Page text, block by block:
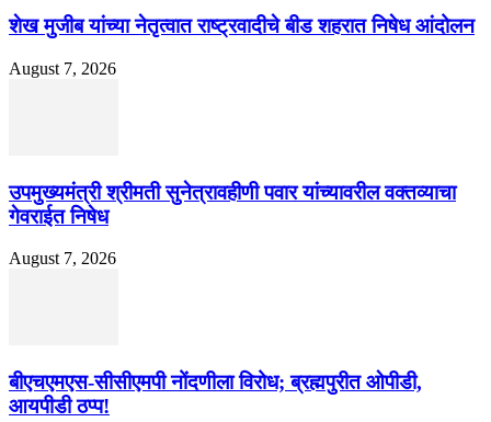
शेख मुजीब यांच्या नेतृत्वात राष्ट्रवादीचे बीड शहरात निषेध आंदोलन
August 7, 2026
उपमुख्यमंत्री श्रीमती सुनेत्रावहीणी पवार यांच्यावरील वक्तव्याचा
गेवराईत निषेध
August 7, 2026
बीएचएमएस-सीसीएमपी नोंदणीला विरोध; ब्रह्मपुरीत ओपीडी,
आयपीडी ठप्प!